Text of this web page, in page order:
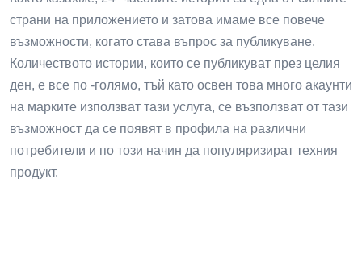
страни на приложението и затова имаме все повече
възможности, когато става въпрос за публикуване.
Количеството истории, които се публикуват през целия
ден, е все по -голямо, тъй като освен това много акаунти
на марките използват тази услуга, се възползват от тази
възможност да се появят в профила на различни
потребители и по този начин да популяризират техния
продукт.